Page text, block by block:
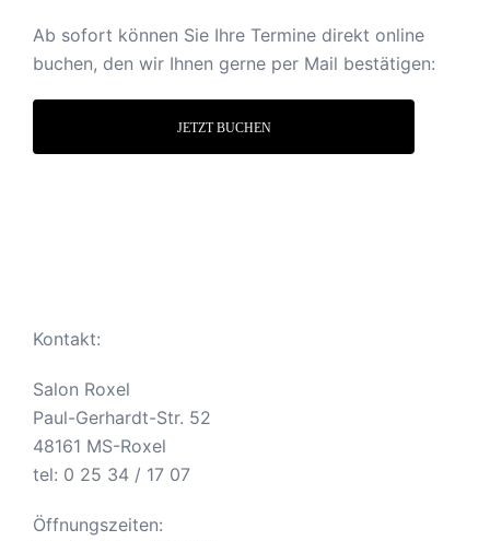
Ab sofort können Sie Ihre Termine direkt online
buchen, den wir Ihnen gerne per Mail bestätigen:
JETZT BUCHEN
Kontakt:
Salon Roxel
Paul-Gerhardt-Str. 52
48161 MS-Roxel
tel: 0 25 34 / 17 07
Öffnungszeiten: